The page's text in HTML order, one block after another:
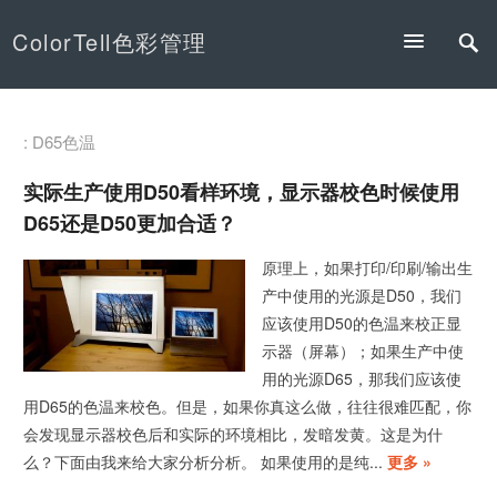
ColorTell色彩管理
: D65色温
实际生产使用D50看样环境，显示器校色时候使用
D65还是D50更加合适？
原理上，如果打印/印刷/输出生
产中使用的光源是D50，我们
应该使用D50的色温来校正显
示器（屏幕）；如果生产中使
用的光源D65，那我们应该使
用D65的色温来校色。但是，如果你真这么做，往往很难匹配，你
会发现显示器校色后和实际的环境相比，发暗发黄。这是为什
么？下面由我来给大家分析分析。 如果使用的是纯...更多 »